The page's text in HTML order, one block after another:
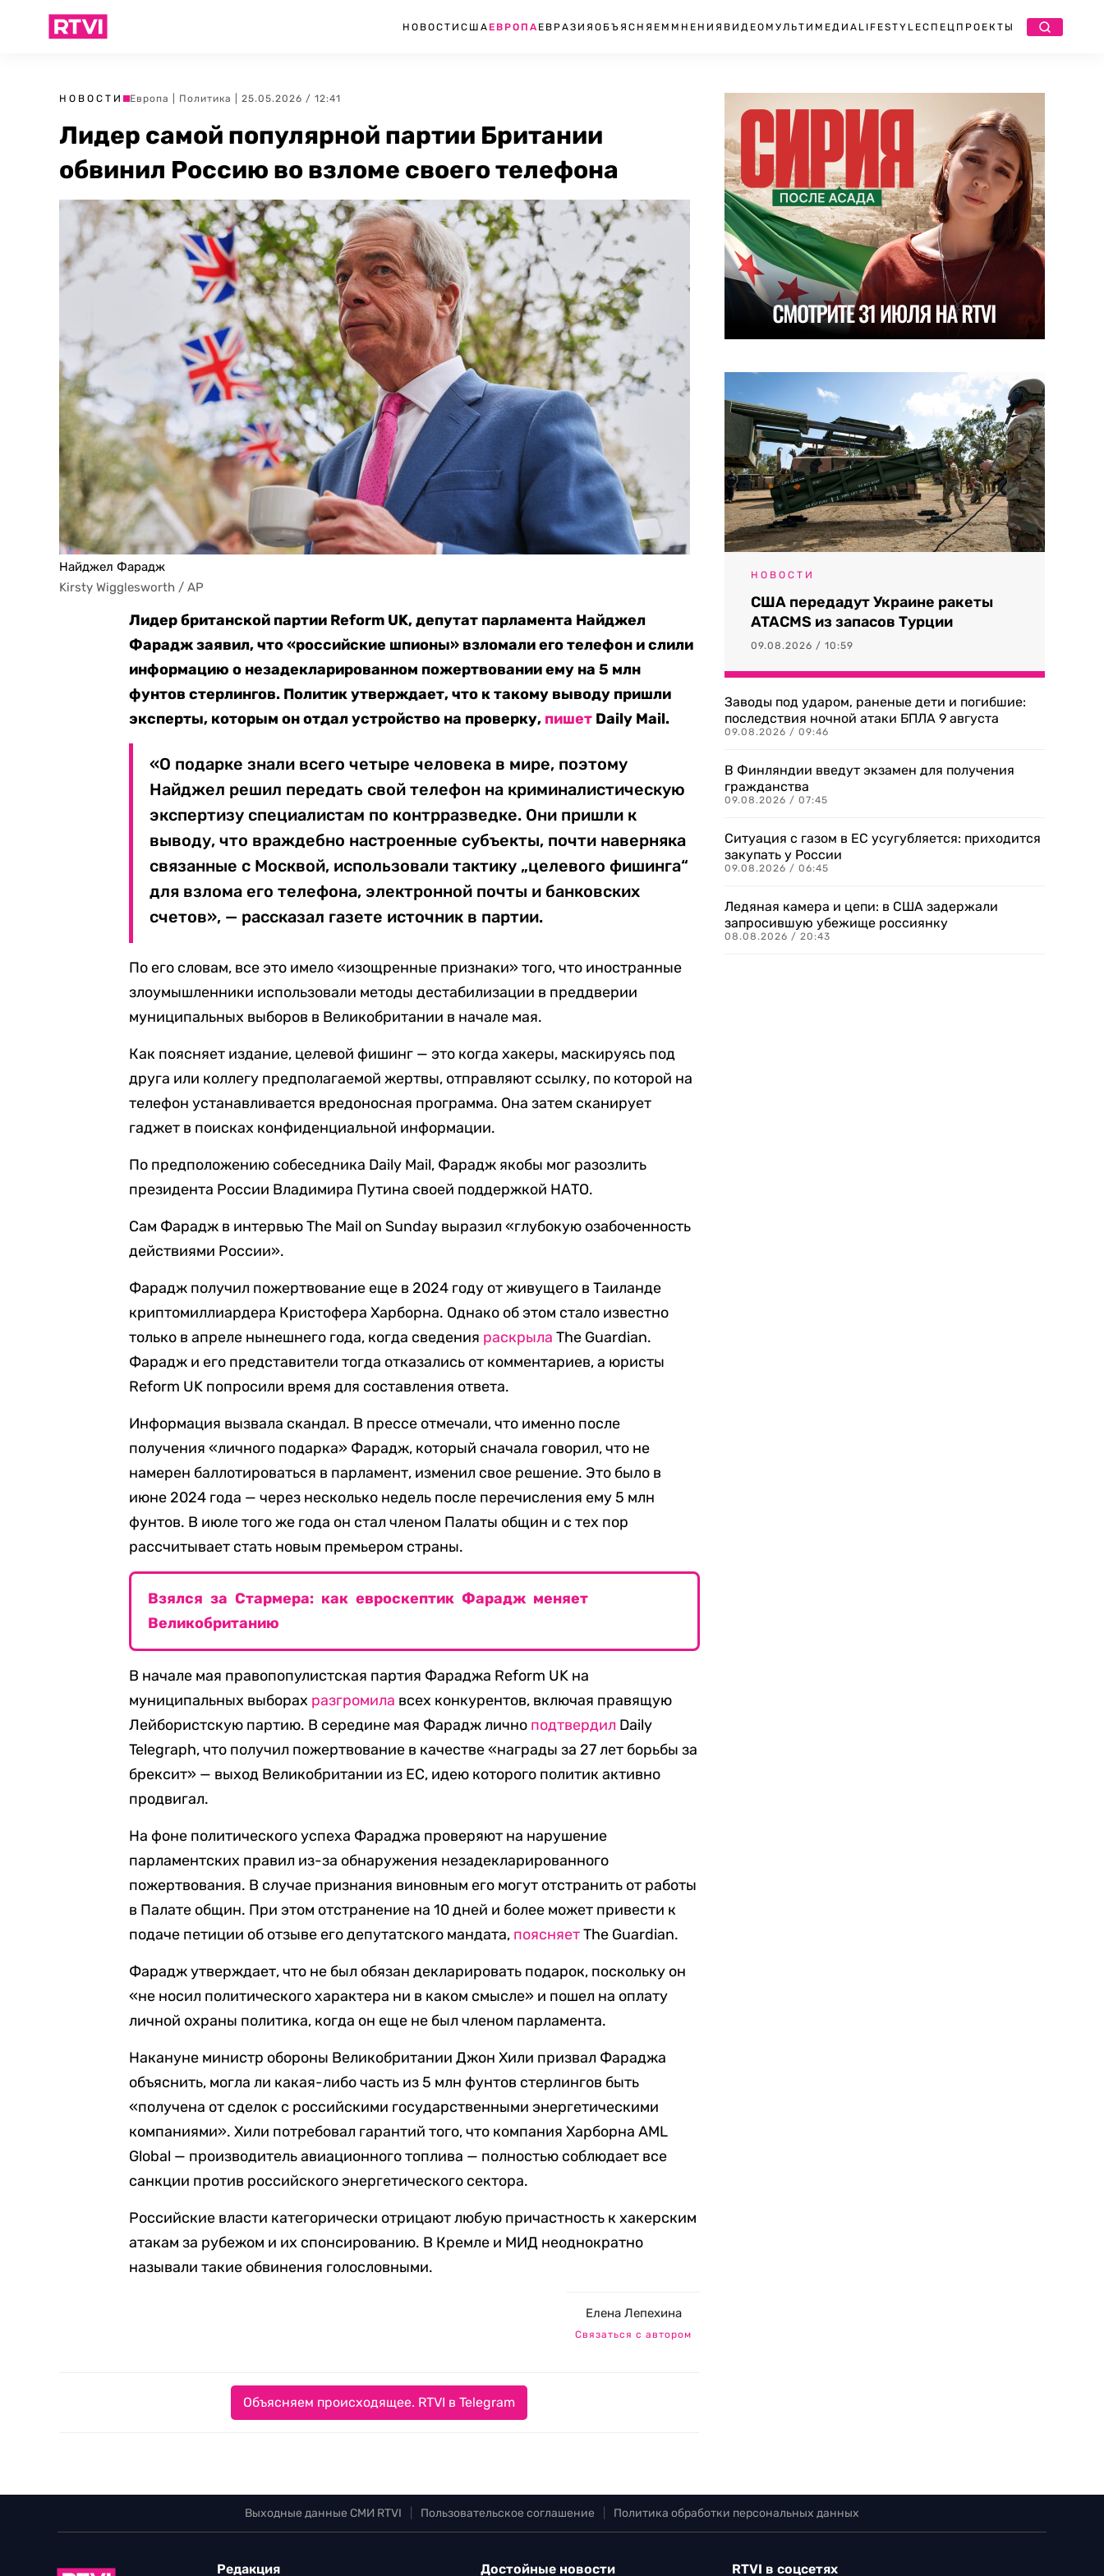
НОВОСТИ США ЕВРОПА ЕВРАЗИЯ ОБЪЯСНЯЕМ МНЕНИЯ ВИДЕО МУЛЬТИМЕДИА LIFESTYLEСПЕЦПРОЕКТЫ
НОВОСТИ Европа Политика | 25.05.2026 / 12:41
Лидер самой популярной партии Британии
обвинил Россию во взломе своего телефона
Найджел Фарадж
Kirsty Wigglesworth / AP
Лидер британской партии Reform UK, депутат парламента Найджел
Фарадж заявил, что «российские шпионы» взломали его телефон и слили
информацию о незадекларированном пожертвовании ему на 5 млн
фунтов стерлингов. Политик утверждает, что к такому выводу пришли
эксперты, которым он отдал устройство на проверку, пишет Daily Mail.
«О подарке знали всего четыре человека в мире, поэтому
Найджел решил передать свой телефон на криминалистическую
экспертизу специалистам по контрразведке. Они пришли к
выводу, что враждебно настроенные субъекты, почти наверняка
связанные с Москвой, использовали тактику „целевого фишинга“
для взлома его телефона, электронной почты и банковских
счетов», — рассказал газете источник в партии.
По его словам, все это имело «изощренные признаки» того, что иностранные
злоумышленники использовали методы дестабилизации в преддверии
муниципальных выборов в Великобритании в начале мая.
Как поясняет издание, целевой фишинг — это когда хакеры, маскируясь под
друга или коллегу предполагаемой жертвы, отправляют ссылку, по которой на
телефон устанавливается вредоносная программа. Она затем сканирует
гаджет в поисках конфиденциальной информации.
По предположению собеседника Daily Mail, Фарадж якобы мог разозлить
президента России Владимира Путина своей поддержкой НАТО.
Сам Фарадж в интервью The Mail on Sunday выразил «глубокую озабоченность
действиями России».
Фарадж получил пожертвование еще в 2024 году от живущего в Таиланде
криптомиллиардера Кристофера Харборна. Однако об этом стало известно
только в апреле нынешнего года, когда сведения раскрыла The Guardian.
Фарадж и его представители тогда отказались от комментариев, а юристы
Reform UK попросили время для составления ответа.
Информация вызвала скандал. В прессе отмечали, что именно после
получения «личного подарка» Фарадж, который сначала говорил, что не
намерен баллотироваться в парламент, изменил свое решение. Это было в
июне 2024 года — через несколько недель после перечисления ему 5 млн
фунтов. В июле того же года он стал членом Палаты общин и с тех пор
рассчитывает стать новым премьером страны.
Взялся за Стармера: как евроскептик Фарадж меняет
Великобританию
В начале мая правопопулистская партия Фараджа Reform UK на
муниципальных выборах разгромила всех конкурентов, включая правящую
Лейбористскую партию. В середине мая Фарадж лично подтвердил Daily
Telegraph, что получил пожертвование в качестве «награды за 27 лет борьбы за
брексит» — выход Великобритании из ЕС, идею которого политик активно
продвигал.
На фоне политического успеха Фараджа проверяют на нарушение
парламентских правил из-за обнаружения незадекларированного
пожертвования. В случае признания виновным его могут отстранить от работы
в Палате общин. При этом отстранение на 10 дней и более может привести к
подаче петиции об отзыве его депутатского мандата, поясняетThe Guardian.
Фарадж утверждает, что не был обязан декларировать подарок, поскольку он
«не носил политического характера ни в каком смысле» и пошел на оплату
личной охраны политика, когда он еще не был членом парламента.
Накануне министр обороны Великобритании Джон Хили призвал Фараджа
объяснить, могла ли какая-либо часть из 5 млн фунтов стерлингов быть
«получена от сделок с российскими государственными энергетическими
компаниями». Хили потребовал гарантий того, что компания Харборна AML
Global — производитель авиационного топлива — полностью соблюдает все
санкции против российского энергетического сектора.
Российские власти категорически отрицают любую причастность к хакерским
атакам за рубежом и их спонсированию. В Кремле и МИД неоднократно
называли такие обвинения голословными.
Елена Лепехина
Связаться с автором
Объясняем происходящее. RTVI в Telegram
НОВОСТИ
США передадут Украине ракеты
ATACMS из запасов Турции
09.08.2026 / 10:59
Заводы под ударом, раненые дети и погибшие:
последствия ночной атаки БПЛА 9 августа
09.08.2026 / 09:46
В Финляндии введут экзамен для получения
гражданства
09.08.2026 / 07:45
Ситуация с газом в ЕС усугубляется: приходится
закупать у России
09.08.2026 / 06:45
Ледяная камера и цепи: в США задержали
запросившую убежище россиянку
08.08.2026 / 20:43
Выходные данные СМИ RTVI Пользовательское соглашение Политика обработки персональных данных
Редакция Достойные новости RTVI в соцсетях